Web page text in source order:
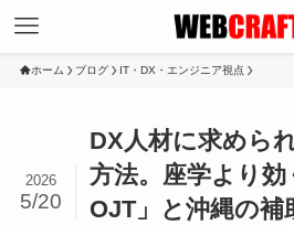
ホーム ブログ IT・DX・エンジニア視点
DX人材に求めら
方法。座学より効
OJT」と沖縄の補
2026
5/20